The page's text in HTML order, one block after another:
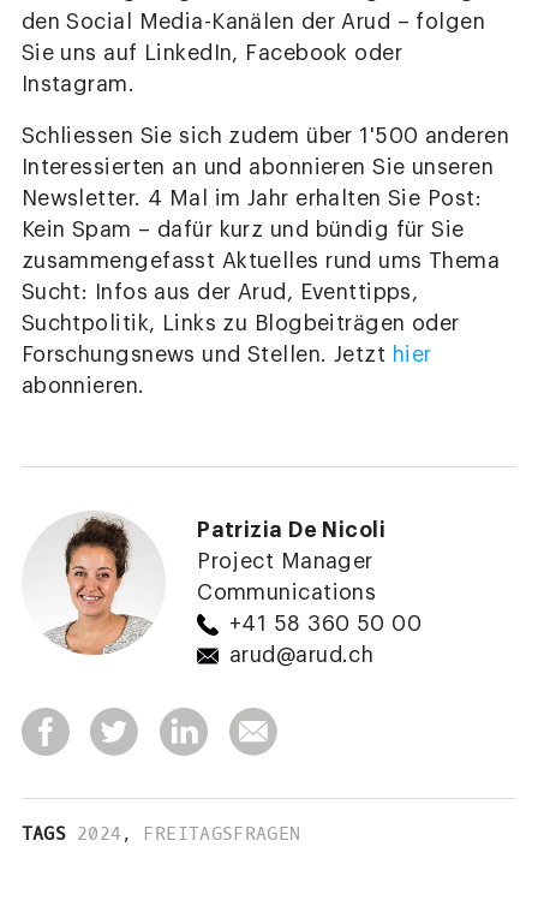
den Social Media-Kanälen der Arud – folgen
Sie uns auf LinkedIn, Facebook oder
Instagram.
Schliessen Sie sich zudem über 1'500 anderen
Interessierten an und abonnieren Sie unseren
Newsletter. 4 Mal im Jahr erhalten Sie Post:
Kein Spam – dafür kurz und bündig für Sie
zusammengefasst Aktuelles rund ums Thema
Sucht: Infos aus der Arud, Eventtipps,
Suchtpolitik, Links zu Blogbeiträgen oder
Forschungsnews und Stellen. Jetzt hier
abonnieren.
Patrizia De Nicoli
Project Manager
Communications
+41 58 360 50 00
arud@arud.ch
TAGS 2024, FREITAGSFRAGEN